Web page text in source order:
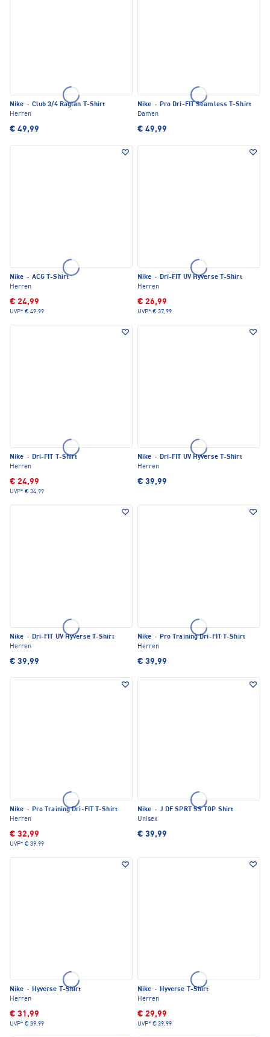
Nike · Club 3/4 Raglan T-Shirt
Herren
€ 49,99
Nike · Pro Dri-FIT Seamless T-Shirt
Damen
€ 49,99
Nike · ACG T-Shirt
Herren
€ 24,99
UVP* € 49,99
Nike · Dri-FIT UV Hyverse T-Shirt
Herren
€ 26,99
UVP* € 37,99
Nike · Dri-FIT T-Shirt
Herren
€ 24,99
UVP* € 34,99
Nike · Dri-FIT UV Hyverse T-Shirt
Herren
€ 39,99
Nike · Dri-FIT UV Hyverse T-Shirt
Herren
€ 39,99
Nike · Pro Training Dri-FIT T-Shirt
Herren
€ 39,99
Nike · Pro Training Dri-FIT T-Shirt
Herren
€ 32,99
UVP* € 39,99
Nike · J DF SPRT SS TOP Shirt
Unisex
€ 39,99
Nike · Hyverse T-Shirt
Herren
€ 31,99
UVP* € 39,99
Nike · Hyverse T-Shirt
Herren
€ 29,99
UVP* € 39,99